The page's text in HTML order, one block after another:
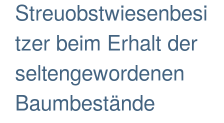
Streuobstwiesenbesi
tzer beim Erhalt der
seltengewordenen
Baumbestände